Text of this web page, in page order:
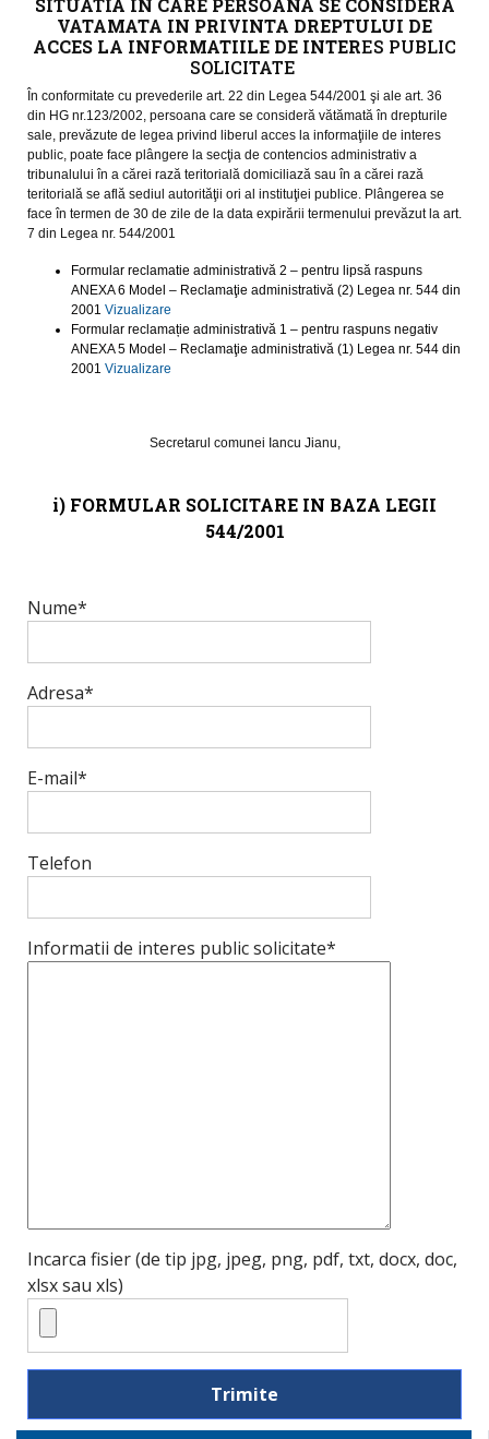
SITUATIA IN CARE PERSOANA SE CONSIDERA
VATAMATA IN PRIVINTA DREPTULUI DE
ACCES LA INFORMATIILE DE INTERES PUBLIC
SOLICITATE
În conformitate cu prevederile art. 22 din Legea 544/2001 şi ale art. 36
din HG nr.123/2002, persoana care se consideră vătămată în drepturile
sale, prevăzute de legea privind liberul acces la informaţiile de interes
public, poate face plângere la secţia de contencios administrativ a
tribunalului în a cărei rază teritorială domiciliază sau în a cărei rază
teritorială se află sediul autorităţii ori al instituţiei publice. Plângerea se
face în termen de 30 de zile de la data expirării termenului prevăzut la art.
7 din Legea nr. 544/2001
Formular reclamatie administrativă 2 – pentru lipsă raspuns
ANEXA 6 Model – Reclamaţie administrativă (2) Legea nr. 544 din
2001 Vizualizare
Formular reclamație administrativă 1 – pentru raspuns negativ
ANEXA 5 Model – Reclamaţie administrativă (1) Legea nr. 544 din
2001 Vizualizare
Secretarul comunei Iancu Jianu,
i) FORMULAR SOLICITARE IN BAZA LEGII
544/2001
Nume*
Adresa*
E-mail*
Telefon
Informatii de interes public solicitate*
Incarca fisier (de tip jpg, jpeg, png, pdf, txt, docx, doc,
xlsx sau xls)